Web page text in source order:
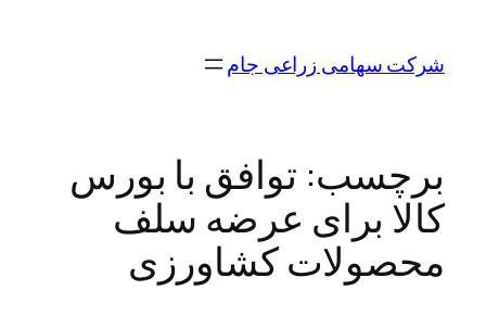
محتواشرکت سهامی زراعی جام
برچسب: توافق با بورس
کالا برای عرضه سلف
محصولات کشاورزی